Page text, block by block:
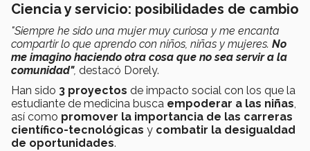
Ciencia y servicio: posibilidades de cambio
"Siempre he sido una mujer muy curiosa y me encanta
compartir lo que aprendo con niños, niñas y mujeres. No
me imagino haciendo otra cosa que no sea servir a la
comunidad", destacó Dorely.
Han sido 3 proyectos de impacto social con los que la
estudiante de medicina busca empoderar a las niñas,
así como promover la importancia de las carreras
científico-tecnológicas y combatir la desigualdad
de oportunidades.